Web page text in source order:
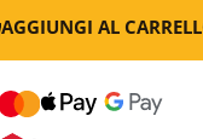
AGGIUNGI AL